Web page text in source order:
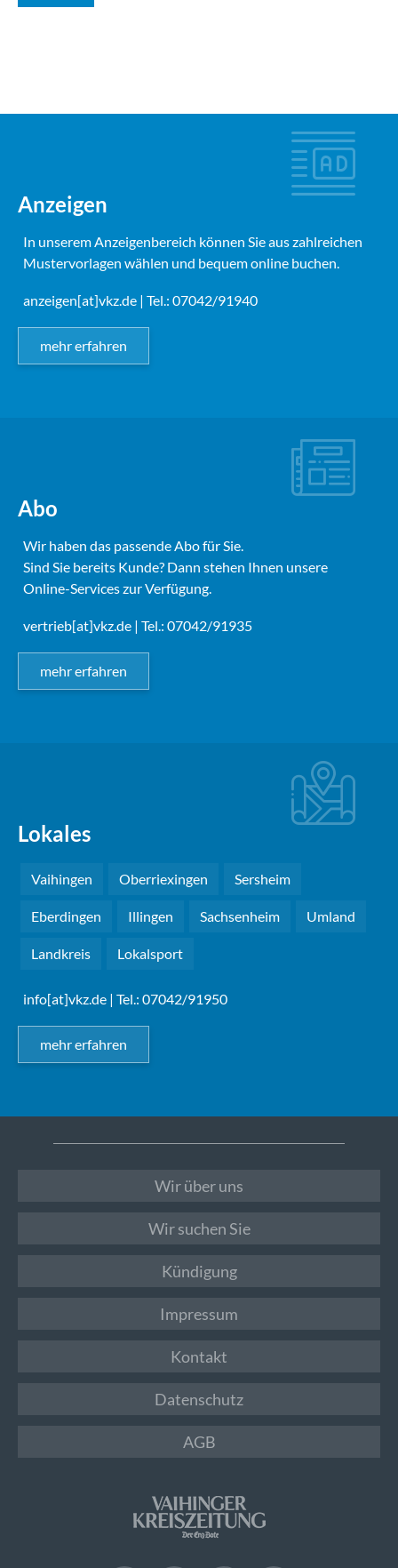
Anzeigen
In unserem Anzeigenbereich können Sie aus zahlreichen
Mustervorlagen wählen und bequem online buchen.
anzeigen[at]vkz.de | Tel.: 07042/91940
mehr erfahren
Abo
Wir haben das passende Abo für Sie.
Sind Sie bereits Kunde? Dann stehen Ihnen unsere
Online-Services zur Verfügung.
vertrieb[at]vkz.de | Tel.: 07042/91935
mehr erfahren
Lokales
Vaihingen Oberriexingen Sersheim
Eberdingen Illingen Sachsenheim Umland
Landkreis Lokalsport
info[at]vkz.de | Tel.: 07042/91950
mehr erfahren
Wir über uns
Wir suchen Sie
Kündigung
Impressum
Kontakt
Datenschutz
AGB